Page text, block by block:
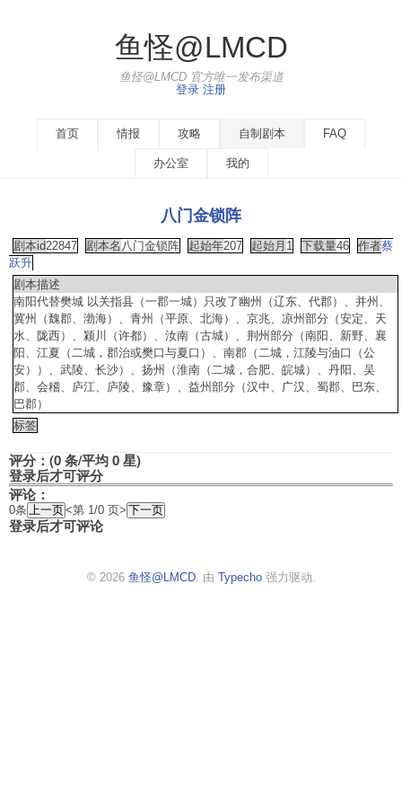
鱼怪@LMCD
鱼怪@LMCD 官方唯一发布渠道
登录 注册
首页 情报 攻略 自制剧本 FAQ
办公室 我的
八门金锁阵
剧本id22847 剧本名 八门金锁阵 起始年207 起始月 1 下载量46 作者蔡
跃升
剧本描述
南阳代替樊城 以关指县（一郡一城）只改了幽州（辽东、代郡）、并州、
冀州（魏郡、渤海）、青州（平原、北海）、京兆、凉州部分（安定、天
水、陇西）、颍川（许都）、汝南（古城）、荆州部分（南阳、新野、襄
阳、江夏（二城，郡治或樊口与夏口）、南郡（二城，江陵与油口（公
安））、武陵、长沙）、扬州（淮南（二城，合肥、皖城）、丹阳、吴
郡、会稽、庐江、庐陵、豫章）、益州部分（汉中、广汉、蜀郡、巴东、
巴郡）
标签
评分：(0 条/平均 0 星)
登录后才可评分
评论：
0条 <第 1/0 页>
登录后才可评论
© 2026 鱼怪@LMCD. 由 Typecho强力驱动.